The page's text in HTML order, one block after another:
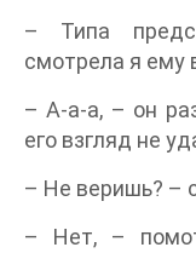
– Типа
смотрела я ему
– А-а-а, – он
его взгляд не
– Не веришь? –
– Нет, –